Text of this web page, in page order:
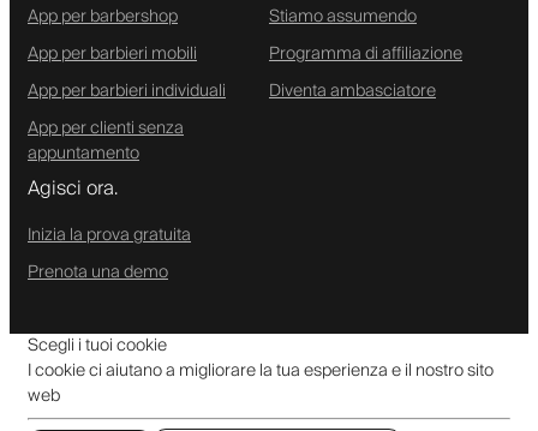
App per barbershop
App per barbieri mobili
App per barbieri individuali
App per clienti senza
appuntamento
Stiamo assumendo
Programma di affiliazione
Diventa ambasciatore
Agisci ora.
Inizia la prova gratuita
Prenota una demo
Scegli i tuoi cookie
I cookie ci aiutano a migliorare la tua esperienza e il nostro sito
web